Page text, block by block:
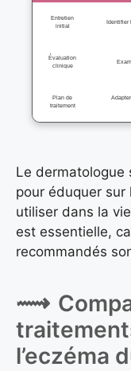
Entretien
initial
Identifier
Évaluation
clinique
Plan de
traitement
Le dermatologue
pour éduquer
utiliser dans la
est essentielle,
recommandés
l’eczéma